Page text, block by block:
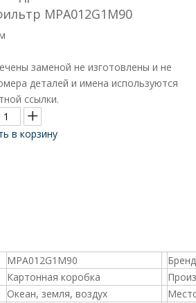
MPA012G1M90
заменой не изготовлены и не
деталей и имена используются
ссылки.
в корзину
MPA012G1M90
Картонная коробка
Океан, земля, воздух